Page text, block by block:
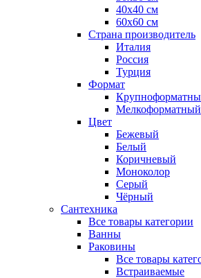
40x40 см
60x60 см
Страна производитель
Италия
Россия
Турция
Формат
Мелкоформатный
Цвет
Бежевый
Белый
Коричневый
Моноколор
Серый
Чёрный
Сантехника
Все товары категории
Ванны
Раковины
Все товары
Встраиваемые